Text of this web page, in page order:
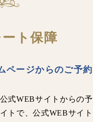
ト保障
ページからのご予
式WEBサイトからの
トで、公式WEBサイ